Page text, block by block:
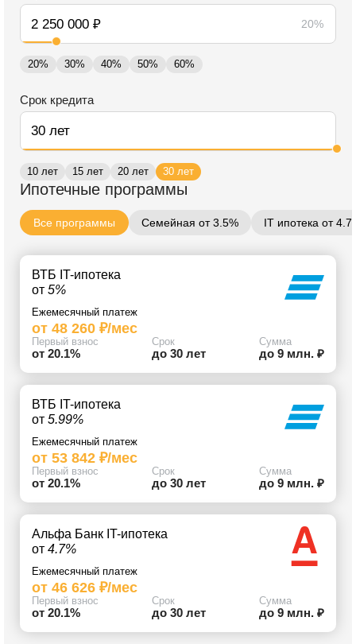
20%
20% 30% 40% 50% 60%
Срок кредита
10 лет 15 лет 20 лет 30 лет
Ипотечные программы
Все программы Семейная от 3.5% IT ипотека от
ВТБ IT-ипотека
от 5%
Ежемесячный платеж
от 48 260 ₽/мес
Первый взнос
от 20.1%
Срок
до 30 лет
Сумма
до 9 млн. ₽
ВТБ IT-ипотека
от 5.99%
Ежемесячный платеж
от 53 842 ₽/мес
Первый взнос
от 20.1%
Срок
до 30 лет
Сумма
до 9 млн. ₽
Альфа Банк IT-ипотека
от 4.7%
Ежемесячный платеж
от 46 626 ₽/мес
Первый взнос
от 20.1%
Срок
до 30 лет
Сумма
до 9 млн. ₽